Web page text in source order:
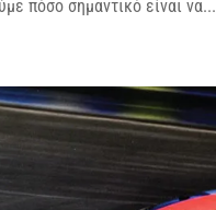
πόσο σημαντικό είναι να...